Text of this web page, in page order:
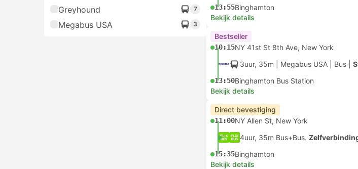
Greyhound 7
Megabus USA 3
13:55Binghamton
Bekijk details
Bestseller
10:15NY 41st St 8th Ave, New York
3uur, 35m | Megabus USA Bus
13:50Binghamton Bus Station
Bekijk details
Direct bevestiging
11:00NY Allen St, New York
4uur, 35m Bus+Bus.
15:35Binghamton
Bekijk details